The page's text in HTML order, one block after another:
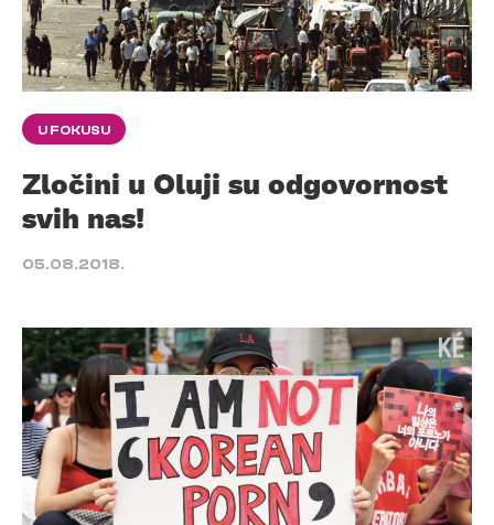
U FOKUSU
Zločini u Oluji su odgovornost
svih nas!
05.08.2018.